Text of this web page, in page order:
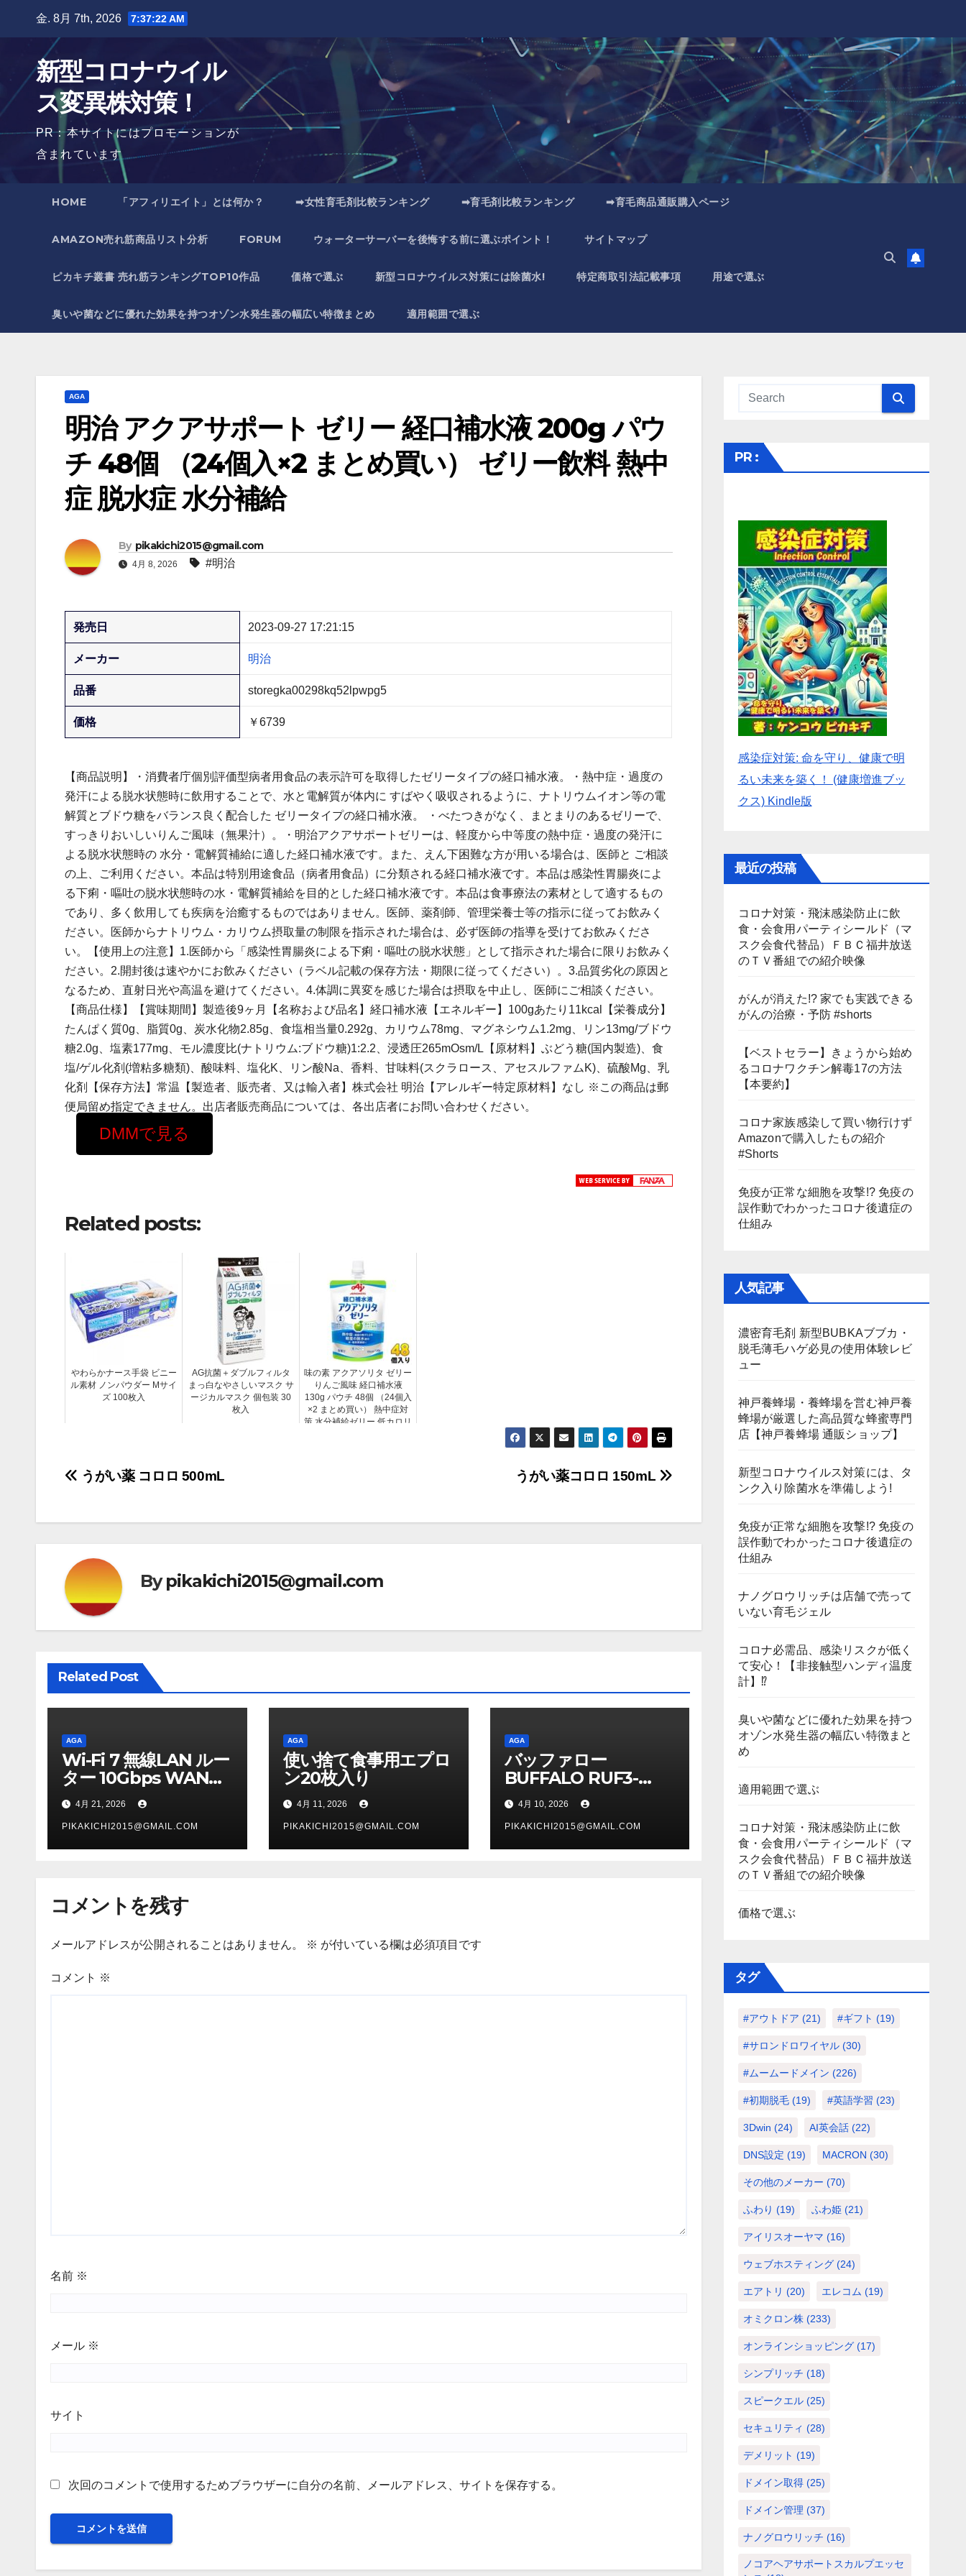
金. 8月 7th, 2026 7:37:23 AM
新型コロナウイル
ス変異株対策！
PR：本サイトにはプロモーションが
含まれています
HOME 「アフィリエイト」とは何か？ ➡女性育毛剤比較ランキング ➡育毛剤比較ランキング ➡育毛商品通販購入ページ
AMAZON売れ筋商品リスト分析 FORUM ウォーターサーバーを後悔する前に選ぶポイント！ サイトマップ
ピカキチ叢書 売れ筋ランキングTOP10作品 価格で選ぶ 新型コロナウイルス対策には除菌水! 特定商取引法記載事項 用途で選ぶ
臭いや菌などに優れた効果を持つオゾン水発生器の幅広い特徴まとめ 適用範囲で選ぶ
AGA
明治 アクアサポート ゼリー 経口補水液 200g パウ
チ 48個 （24個入×2 まとめ買い） ゼリー飲料 熱中
症 脱水症 水分補給
By pikakichi2015@gmail.com
4月 8, 2026 #明治
発売日 2023-09-27 17:21:15
メーカー 明治
品番 storegka00298kq52lpwpg5
価格 ￥6739
【商品説明】・消費者庁個別評価型病者用食品の表示許可を取得したゼリータイプの経口補水液。・熱中症・過度の
発汗による脱水状態時に飲用することで、水と電解質が体内に すばやく吸収されるように、ナトリウムイオン等の電
解質とブドウ糖をバランス良く配合した ゼリータイプの経口補水液。 ・べたつきがなく、まとまりのあるゼリーで、
すっきりおいしいりんご風味（無果汁）。・明治アクアサポートゼリーは、軽度から中等度の熱中症・過度の発汗に
よる脱水状態時の 水分・電解質補給に適した経口補水液です。また、えん下困難な方が用いる場合は、医師と ご相談
の上、ご利用ください。本品は特別用途食品（病者用食品）に分類される経口補水液です。本品は感染性胃腸炎によ
る下痢・嘔吐の脱水状態時の水・電解質補給を目的とした経口補水液です。本品は食事療法の素材として適するもの
であり、多く飲用しても疾病を治癒するものではありません。医師、薬剤師、管理栄養士等の指示に従ってお飲みく
ださい。医師からナトリウム・カリウム摂取量の制限を指示された場合は、必ず医師の指導を受けてお飲みくださ
い。【使用上の注意】1.医師から「感染性胃腸炎による下痢・嘔吐の脱水状態」として指示された場合に限りお飲みく
ださい。2.開封後は速やかにお飲みください（ラベル記載の保存方法・期限に従ってください）。3.品質劣化の原因と
なるため、直射日光や高温を避けてください。4.体調に異変を感じた場合は摂取を中止し、医師にご相談ください。
【商品仕様】【賞味期間】製造後9ヶ月【名称および品名】経口補水液【エネルギー】100gあたり11kcal【栄養成分】
たんぱく質0g、脂質0g、炭水化物2.85g、食塩相当量0.292g、カリウム78mg、マグネシウム1.2mg、リン13mg/ブドウ
糖2.0g、塩素177mg、モル濃度比(ナトリウム:ブドウ糖)1:2.2、浸透圧265mOsm/L【原材料】ぶどう糖(国内製造)、食
塩/ゲル化剤(増粘多糖類)、酸味料、塩化K、リン酸Na、香料、甘味料(スクラロース、アセスルファムK)、硫酸Mg、乳
化剤【保存方法】常温【製造者、販売者、又は輸入者】株式会社 明治【アレルギー特定原材料】なし ※この商品は郵
便局留め指定できません。出店者販売商品については、各出店者にお問い合わせください。
DMMで見る
Related posts:
やわらかナース手袋 ビニー
ル素材 ノンパウダー Mサイ
ズ 100枚入
AG抗菌＋ダブルフィルタ
まっ白なやさしいマスク サ
ージカルマスク 個包装 30
枚入
味の素 アクアソリタ ゼリー
りんご風味 経口補水液
130g パウチ 48個 （24個入
×2 まとめ買い） 熱中症対
策 水分補給ゼリー 低カロリ
投
ビ
ゲ
ー
シ
ョ
ン
うがい薬コロロ 150mL
うがい薬 コロロ 500mL
Bypikakichi2015@gmail.com
Related Post
AGA
Wi-Fi 7 無線LAN ルー
ター 10Gbps WAN
5764＋1376Mbps メ
ッシュ対応
IPv6（IPoE） AIセキ
ュリティ搭載（F-
BE72XSD-BA
4月 21, 2026
PIKAKICHI2015@GMAIL.COM
AGA
使い捨て食事用エプロ
ン20枚入り
4月 11, 2026
PIKAKICHI2015@GMAIL.COM
AGA
バッファロー
BUFFALO RUF3-
C16GA-BK（ブラッ
ク） USBメモリ 16GB
4月 10, 2026
PIKAKICHI2015@GMAIL.COM
コメントを残す
メールアドレスが公開されることはありません。 ※ が付いている欄は必須項目です
コメント ※
名前 ※
メール ※
サイト
次回のコメントで使用するためブラウザーに自分の名前、メールアドレス、サイトを保存する。
PR :
感染症対策: 命を守り、健康で明
るい未来を築く！ (健康増進ブッ
クス) Kindle版
最近の投稿
コロナ対策・飛沫感染防止に飲
食・会食用パーティシールド（マ
スク会食代替品）ＦＢＣ福井放送
のＴＶ番組での紹介映像
がんが消えた!? 家でも実践できる
がんの治療・予防 #shorts
【ベストセラー】きょうから始め
るコロナワクチン解毒17の方法
【本要約】
コロナ家族感染して買い物行けず
Amazonで購入したもの紹介
#Shorts
免疫が正常な細胞を攻撃!? 免疫の
誤作動でわかったコロナ後遺症の
仕組み
人気記事
濃密育毛剤 新型BUBKAブブカ・
脱毛薄毛ハゲ必見の使用体験レビ
ュー
神戸養蜂場・養蜂場を営む神戸養
蜂場が厳選した高品質な蜂蜜専門
店【神戸養蜂場 通販ショップ】
新型コロナウイルス対策には、タ
ンク入り除菌水を準備しよう!
免疫が正常な細胞を攻撃!? 免疫の
誤作動でわかったコロナ後遺症の
仕組み
ナノグロウリッチは店舗で売って
いない育毛ジェル
コロナ必需品、感染リスクが低く
て安心！【非接触型ハンディ温度
計】⁉
臭いや菌などに優れた効果を持つ
オゾン水発生器の幅広い特徴まと
め
適用範囲で選ぶ
コロナ対策・飛沫感染防止に飲
食・会食用パーティシールド（マ
スク会食代替品）ＦＢＣ福井放送
のＴＶ番組での紹介映像
価格で選ぶ
タグ
#アウトドア (21) #ギフト (19)
#サロンドロワイヤル(30)
#ムームードメイン (226)
#初期脱毛(19) #英語学習 (23)
3Dwin (24) AI英会話(22)
DNS設定 (19) MACRON (30)
その他のメーカー (70)
ふわり (19) ふわ姫(21)
アイリスオーヤマ (16)
ウェブホスティング(24)
エアトリ (20) エレコム (19)
オミクロン株(233)
オンラインショッピング(17)
シンプリッチ (18)
スピークエル(25)
セキュリティ (28)
デメリット (19)
ドメイン取得(25)
ドメイン管理 (37)
ナノグロウリッチ (16)
ノコアヘアサポートスカルプエッセ